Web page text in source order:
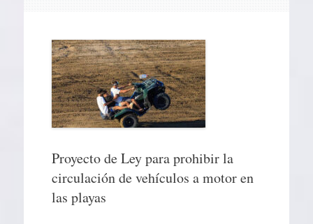
Proyecto de Ley para prohibir la
circulación de vehículos a motor en
las playas